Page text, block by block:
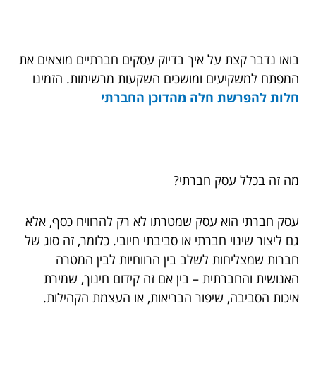
בואו נדבר קצת על איך בדיוק עסקים חברתיים מוצאים את
המפתח למשקיעים ומושכים השקעות מרשימות. הזמינו
חלות להפרשת חלה מהדוכן החברתי
מה זה בכלל עסק חברתי?
עסק חברתי הוא עסק שמטרתו לא רק להרוויח כסף, אלא
גם ליצור שינוי חברתי או סביבתי חיובי. כלומר, זה סוג של
חברות שמצליחות לשלב בין הרווחיות לבין המטרה
האנושית והחברתית – בין אם זה קידום חינוך, שמירת
איכות הסביבה, שיפור הבריאות, או העצמת הקהילות.